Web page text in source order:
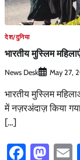
देश/दुनिया
भारतीय मुस्लिम
News Desk May 27,
भारतीय मुस्लिम
में नज़रअंदाज़ किया
[…]